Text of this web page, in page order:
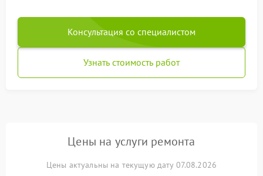
Консультация со специалистом
Узнать стоимость работ
Цены на услуги ремонта
Цены актуальны на текущую дату 07.08.2026